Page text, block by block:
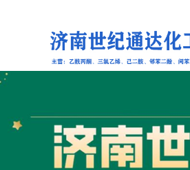
公司首页
产品展厅